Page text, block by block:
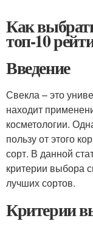
Как
топ-10
Введение
Свекла – это
находит
косметологии.
пользу от этого
сорт. В данной
критерии выбора
лучших сортов.
Критерии